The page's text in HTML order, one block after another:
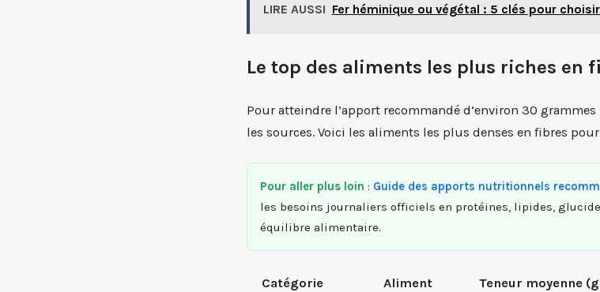
LIRE AUSSI Fer héminique ou végétal : 5 clés pour
Le top des aliments les plus riches en
Pour atteindre l’apport recommandé d’environ 30
les sources. Voici les aliments les plus denses en fibres
Pour aller plus loin : Guide des apports nutritionnels
les besoins journaliers officiels en protéines, lipides,
équilibre alimentaire.
Catégorie Aliment
Teneur moyenne